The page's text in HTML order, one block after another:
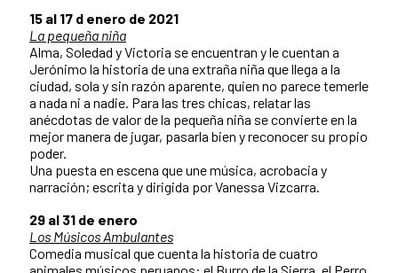
15 al 17 d enero de 2021
La pequeña niña
Alma, Soledad y Victoria se encuentran y le cuentan a
Jerónimo la historia de una extraña niña que llega a la
ciudad, sola y sin razón aparente, quien no parece temerle
a nada ni a nadie. Para las tres chicas, relatar las
anécdotas de valor de la pequeña niña se convierte en la
mejor manera de jugar, pasarla bien y reconocer su propio
poder.
Una puesta en escena que une música, acrobacia y
narración; escrita y dirigida por Vanessa Vizcarra.
29 al 31 de enero
Los Músicos Ambulantes
Comedia musical que cuenta la historia de cuatro